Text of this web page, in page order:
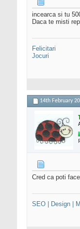
incearca si tu
Daca te misti
Felicitari
Jocuri
14th February
Cred ca poti
SEO | Design |